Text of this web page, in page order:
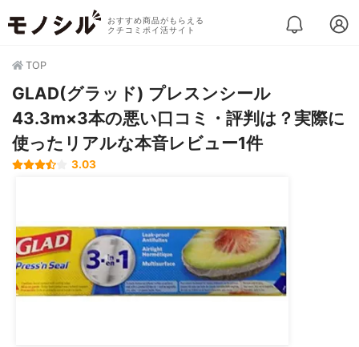
おすすめ商品がもらえる
クチコミポイ活サイト
TOP
GLAD(グラッド) プレスンシール
43.3m×3本の悪い口コミ・評判は？実際に
使ったリアルな本音レビュー1件
3.03